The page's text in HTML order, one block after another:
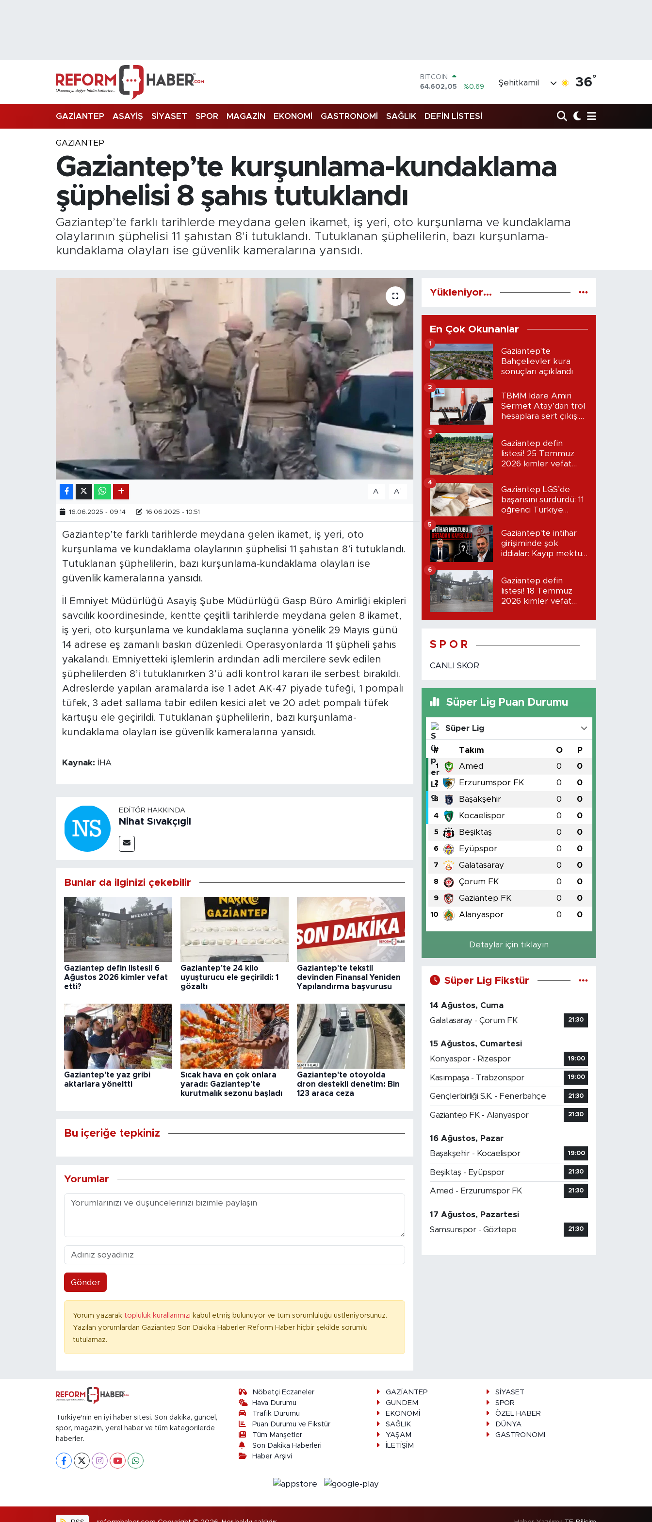
DOLAR
55,0700
%0.1
STERLİN
6518.23
%0.39
BİST100
%48
Şehitkamil 36°
GAZİANTEP ASAYİŞ SİYASET SPOR MAGAZİN EKONOMİ GASTRONOMİ SAĞLIK DEFİN LİSTESİ
GAZIANTEP
Gaziantep’te kurşunlama-kundaklama
şüphelisi 8 şahıs tutuklandı
Gaziantep’te farklı tarihlerde meydana gelen ikamet, iş yeri, oto kurşunlama ve kundaklama
olaylarının şüphelisi 11 şahıstan 8’i tutuklandı. Tutuklanan şüphelilerin, bazı kurşunlama-
kundaklama olayları ise güvenlik kameralarına yansıdı.
A- A+
16.06.2025 - 09:14 16.06.2025 - 10:51
Gaziantep’te farklı tarihlerde meydana gelen ikamet, iş yeri, oto
kurşunlama ve kundaklama olaylarının şüphelisi 11 şahıstan 8’i tutuklandı.
Tutuklanan şüphelilerin, bazı kurşunlama-kundaklama olayları ise
güvenlik kameralarına yansıdı.
İl Emniyet Müdürlüğü Asayiş Şube Müdürlüğü Gasp Büro Amirliği ekipleri
savcılık koordinesinde, kentte çeşitli tarihlerde meydana gelen 8 ikamet,
iş yeri, oto kurşunlama ve kundaklama suçlarına yönelik 29 Mayıs günü
14 adrese eş zamanlı baskın düzenledi. Operasyonlarda 11 şüpheli şahıs
yakalandı. Emniyetteki işlemlerin ardından adli mercilere sevk edilen
şüphelilerden 8’i tutuklanırken 3’ü adli kontrol kararı ile serbest bırakıldı.
Adreslerde yapılan aramalarda ise 1 adet AK-47 piyade tüfeği, 1 pompalı
tüfek, 3 adet sallama tabir edilen kesici alet ve 20 adet pompalı tüfek
kartuşu ele geçirildi. Tutuklanan şüphelilerin, bazı kurşunlama-
kundaklama olayları ise güvenlik kameralarına yansıdı.
Kaynak: İHA
EDITÖR HAKKINDA
Nihat Sıvakçıgil
Bunlar da ilginizi çekebilir
Gaziantep defin listesi! 6
Ağustos 2026 kimler vefat
etti?
Gaziantep'te 24 kilo
uyuşturucu ele geçirildi: 1
gözaltı
Gaziantep'te tekstil
devinden Finansal Yeniden
Yapılandırma başvurusu
Gaziantep'te yaz gribi
aktarlara yöneltti
Sıcak hava en çok onlara
yaradı: Gaziantep'te
kurutmalık sezonu başladı
Gaziantep'te otoyolda
dron destekli denetim: Bin
123 araca ceza
Bu içeriğe tepkiniz
Yorumlar
Gönder
Yorum yazarak topluluk kurallarımızı kabul etmiş bulunuyor ve tüm sorumluluğu üstleniyorsunuz.
Yazılan yorumlardan Gaziantep Son Dakika Haberler Reform Haber hiçbir şekilde sorumlu
tutulamaz.
Yükleniyor...
En Çok Okunanlar
Gaziantep'te
Bahçelievler kura
sonuçları açıklandı
1
TBMM İdare Amiri
Sermet Atay’dan trol
hesaplara sert çıkış:
2
Gaziantep defin
listesi! 25 Temmuz
2026 kimler vefat
3
Gaziantep LGS’de
başarısını sürdürdü: 11
öğrenci Türkiye
4
Gaziantep'te intihar
girişiminde şok
iddialar: Kayıp mektup
5
Gaziantep defin
listesi! 18 Temmuz
2026 kimler vefat
6
S P O R
CANLI SKOR
Süper Lig Puan Durumu
Süper Lig
# Takım O P
1 Amed 0 0
2 Erzurumspor FK 0 0
3 Başakşehir 0 0
4 Kocaelispor 0 0
5 Beşiktaş 0 0
6 Eyüpspor 0 0
7 Galatasaray 0 0
8 Çorum FK 0 0
9 Gaziantep FK 0 0
10 Alanyaspor 0 0
Detaylar için tıklayın
Süper Lig Fikstür
14 Ağustos, Cuma
Galatasaray - Çorum FK
21:30
15 Ağustos, Cumartesi
Konyaspor - Rizespor
19:00
Kasımpaşa - Trabzonspor 19:00
Gençlerbirliği S.K. - Fenerbahçe 21:30
Gaziantep FK - Alanyaspor 21:30
16 Ağustos, Pazar
Başakşehir - Kocaelispor
19:00
Beşiktaş - Eyüpspor 21:30
Amed - Erzurumspor FK 21:30
17 Ağustos, Pazartesi
Samsunspor - Göztepe
21:30
Türkiye'nin en iyi haber sitesi. Son dakika, güncel,
spor, magazin, yerel haber ve tüm kategorilerde
haberler.
Nöbetçi Eczaneler
Hava Durumu
Trafik Durumu
Puan Durumu ve Fikstür
Tüm Manşetler
Son Dakika Haberleri
Haber Arşivi
GAZİANTEP
SİYASET
GÜNDEM
SPOR
EKONOMİ
ÖZEL HABER
SAĞLIK
DÜNYA
YAŞAM
GASTRONOMİ
İLETİŞİM
Trafik Durumu
Süper Lig Puan Durumu ve Fikstür
Son Dakika Haberleri
Haber Arşivi